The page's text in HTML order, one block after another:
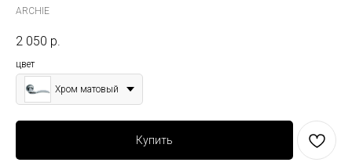
ARCHIE
2 050 р.
цвет
Хром матовый
Купить